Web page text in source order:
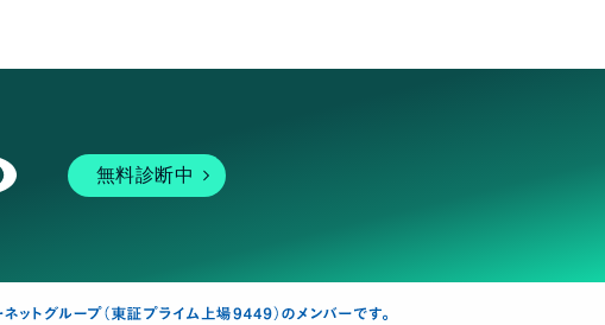
無料診断中